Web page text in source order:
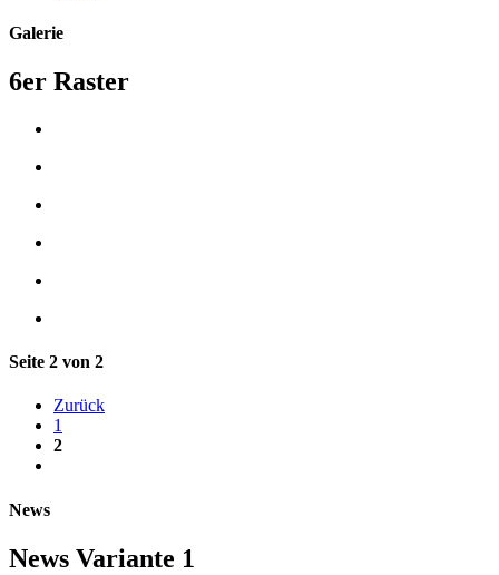
Galerie
6er Raster
Seite 2 von 2
Zurück
1
2
News
News Variante 1